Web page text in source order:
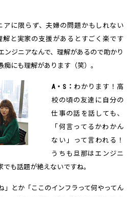
アに限らず、夫婦の問題かもしれない
解と実家の支援があるとすごく楽です
ンジニアなんで、理解があるので助かり
痴にも理解があります（笑）。
A・S：わかります！高
校の頃の友達に自分の
仕事の話を話しても、
「何言ってるかわかん
ない」って言われる！
うちも旦那はエンジニ
も話題が絶えないですね。
」とか「ここのインフラって何やってん